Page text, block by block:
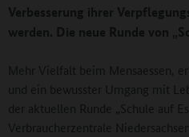
Verbesserung ihrer
werden. Die neue Runde von
Mehr Vielfalt beim Mensaessen,
und ein bewusster Umgang mit
der aktuellen Runde „Schule auf
Verbraucherzentrale